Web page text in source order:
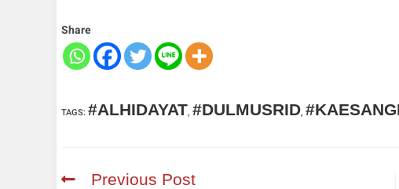
Share
TAGS:#ALHIDAYAT, #DULMUSRID,
Previous Post